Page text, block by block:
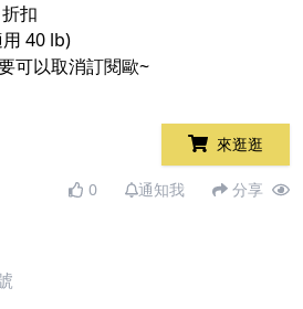
扣
40 lb)
可以取消訂閱歐~
來逛逛
0 通知我 分享